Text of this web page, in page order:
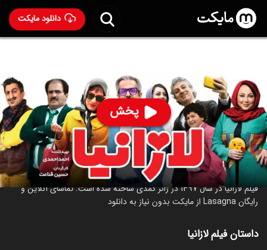
دانلود مایکت
پخش
۹۴۳ 92%
ساخت ایران سال 1397
رده سنی ۱۳+
کمدی
خانوادگی
درباره فیلم لازانیا
فیلم لازانیا در سال 1397 در ژانر کمدی ساخته شده است. تماشای آنلاین و
رایگان Lasagna از مایکت بدون نیاز به دانلود
داستان فیلم لازانیا